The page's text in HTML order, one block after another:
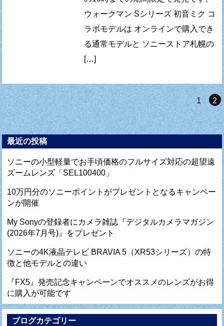
ウォークマン Sシリーズ 初音ミク コ
ラボモデルは オンラインで購入でき
る通常モデルと ソニーストア札幌の
[…]
1 2
最近の投稿
ソニーの小型軽量でお手頃価格のフルサイズ対応の超望遠
ズームレンズ「SEL100400」
10万円分のソニーポイントがプレゼントとなるキャンペー
ンが開催
My Sonyの登録者にカメラ雑誌『デジタルカメラマガジン
(2026年7月号)』をプレゼント
ソニーの4K液晶テレビ BRAVIA 5（XR53シリーズ）の特
徴と他モデルとの違い
『FX5』発売記念キャンペーンでオススメのレンズがお得
に購入が可能です
ブログカテゴリー